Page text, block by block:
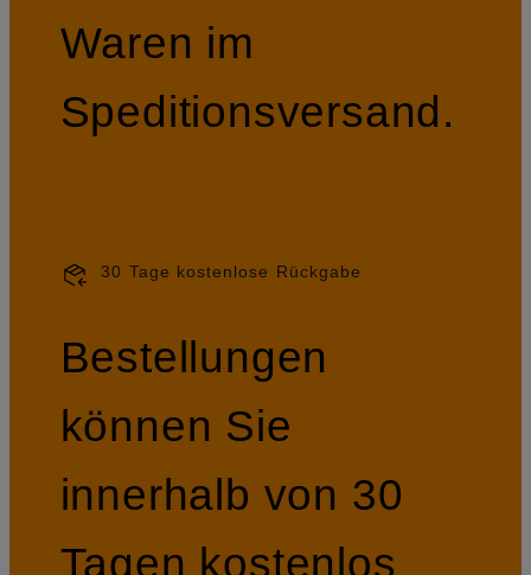
Waren im
Speditionsversand.
30 Tage kostenlose Rückgabe
Bestellungen
können Sie
innerhalb von 30
Tagen kostenlos